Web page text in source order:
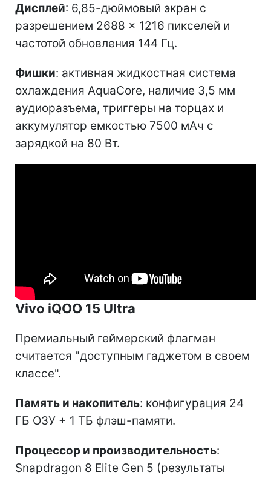
Дисплей: 6,85-дюймовый экран с
разрешением 2688 × 1216 пикселей и
частотой обновления 144 Гц.
Фишки: активная жидкостная система
охлаждения AquaCore, наличие 3,5 мм
аудиоразъема, триггеры на торцах и
аккумулятор емкостью 7500 мАч с
зарядкой на 80 Вт.
Vivo iQOO 15 Ultra
Премиальный геймерский флагман
считается "доступным гаджетом в своем
классе".
Память и накопитель: конфигурация 24
ГБ ОЗУ + 1 ТБ флэш-памяти.
Процессор и производительность:
Snapdragon 8 Elite Gen 5 (результаты